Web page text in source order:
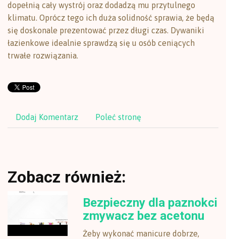
dopełnią cały wystrój oraz dodadzą mu przytulnego
klimatu. Oprócz tego ich duża solidność sprawia, że będą
się doskonale prezentować przez długi czas. Dywaniki
łazienkowe idealnie sprawdzą się u osób ceniących
trwałe rozwiązania.
Dodaj Komentarz Poleć stronę
Zobacz również:
Bezpieczny dla paznokci
zmywacz bez acetonu
Żeby wykonać manicure dobrze,